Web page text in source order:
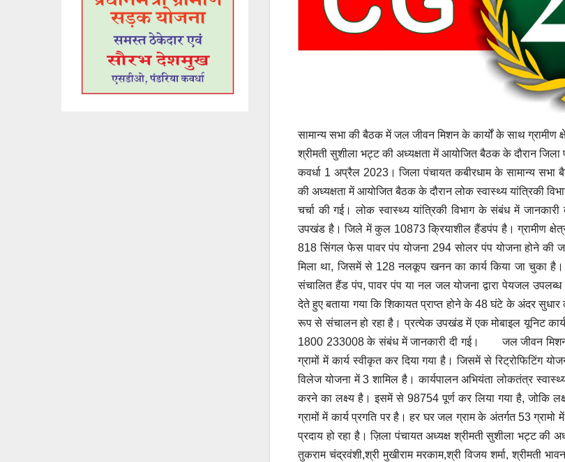
सामान्य सभा की बैठक में जल जीवन मिशन के कार्यों के साथ ग्रामीण
श्रीमती सुशीला भट्ट की अध्यक्षता में आयोजित बैठक के दौरान
कवर्धा 1 अप्रैल 2023। जिला पंचायत कबीरधाम के सामान्य सभा
की अध्यक्षता में आयोजित बैठक के दौरान लोक स्वास्थ्य यांत्रिकी
चर्चा की गई। लोक स्वास्थ्य यांत्रिकी विभाग के संबंध में जानकारी
उपखंड है। जिले में कुल 10873 क्रियाशील हैंडपंप है। ग्रामीण
818 सिंगल फेस पावर पंप योजना 294 सोलर पंप योजना होने की
मिला था, जिसमें से 128 नलकूप खनन का कार्य किया जा चुका
संचालित हैंड पंप, पावर पंप या नल जल योजना द्वारा पेयजल उपलब्ध
देते हुए बताया गया कि शिकायत प्राप्त होने के 48 घंटे के अंदर सुधार
रूप से संचालन हो रहा है। प्रत्येक उपखंड में एक मोबाइल यूनिट
1800 233008 के संबंध में जानकारी दी गई। जल जीवन मिशन
ग्रामों में कार्य स्वीकृत कर दिया गया है। जिसमें से रिट्रोफिटिंग
विलेज योजना में 3 शामिल है। कार्यपालन अभियंता लोकतंत्र
करने का लक्ष्य है। इसमें से 98754 पूर्ण कर लिया गया है, जोकि
ग्रामों में कार्य प्रगति पर है। हर घर जल ग्राम के अंतर्गत 53
प्रदाय हो रहा है। ज़िला पंचायत अध्यक्ष श्रीमती सुशीला भट्ट की
तुकराम चंद्रवंशी,श्री मुखीराम मरकाम,श्री विजय शर्मा, श्रीमती